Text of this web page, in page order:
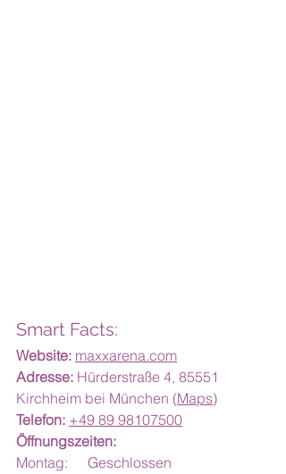
Smart Facts:
Website: maxxarena.com
Adresse: Hürderstraße 4, 85551
Kirchheim bei München (Maps)
Telefon: +49 89 98107500
Öffnungszeiten:
Montag: 	Geschlossen